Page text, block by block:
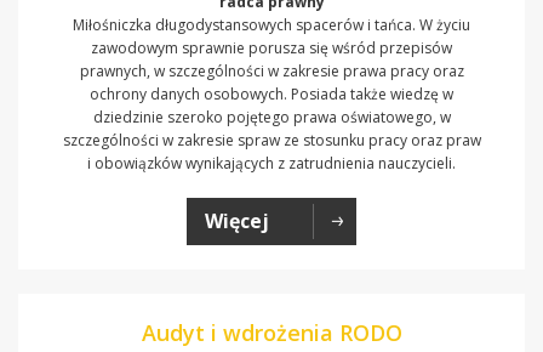
Miłośniczka długodystansowych spacerów i tańca. W życiu
zawodowym sprawnie porusza się wśród przepisów
prawnych, w szczególności w zakresie prawa pracy oraz
ochrony danych osobowych. Posiada także wiedzę w
dziedzinie szeroko pojętego prawa oświatowego, w
szczególności w zakresie spraw ze stosunku pracy oraz praw
i obowiązków wynikających z zatrudnienia nauczycieli.
Więcej
Audyt i wdrożenia RODO